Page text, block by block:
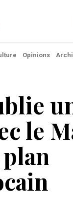
Opinions
le